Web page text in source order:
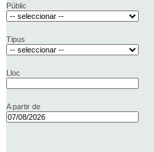
Públic
Tipus
Lloc
A partir de